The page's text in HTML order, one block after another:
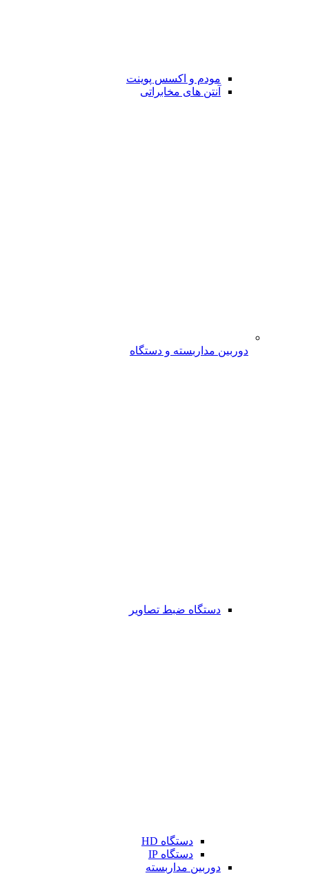
مودم و اکسس پوینت
آنتن های مخابراتی
دوربین مداربسته و دستگاه
دستگاه ضبط تصاویر
دستگاه HD
دستگاه IP
دوربین مداربسته